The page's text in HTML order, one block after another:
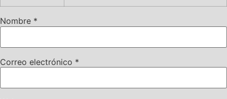
Nombre *
Correo electrónico *